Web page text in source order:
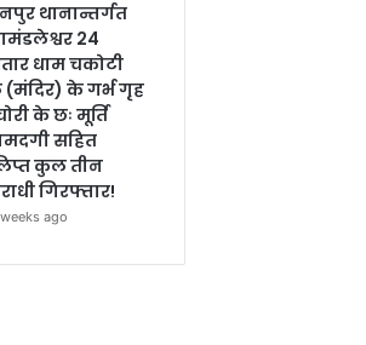
थानान्तर्गत
24
धाम चकोटी
के गर्भ गृह
के छः मूर्ति
सहित
कुल तीन
गिरफ्तार!
ago